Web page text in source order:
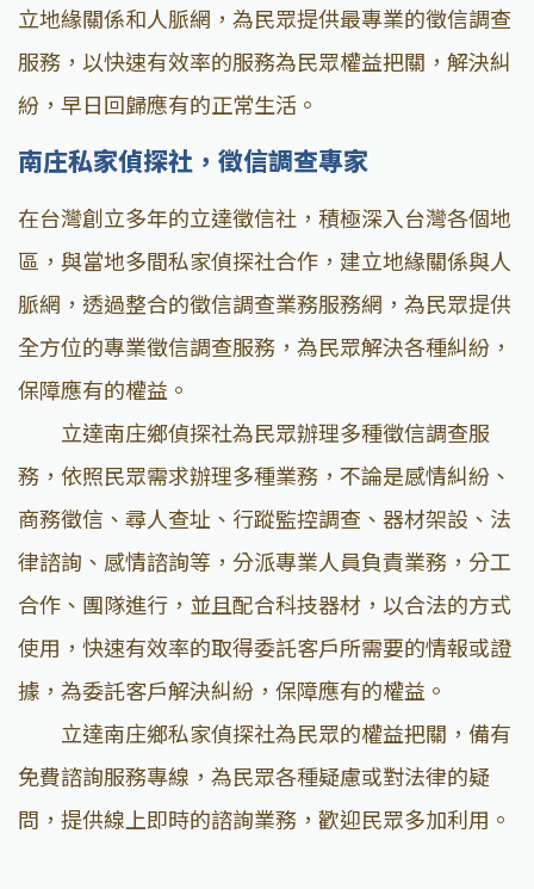
立地緣關係和人脈網，為民眾提供最專業的徵信調查
服務，以快速有效率的服務為民眾權益把關，解決糾
紛，早日回歸應有的正常生活。
南庄私家偵探社，徵信調查專家
在台灣創立多年的立達徵信社，積極深入台灣各個地
區，與當地多間私家偵探社合作，建立地緣關係與人
脈網，透過整合的徵信調查業務服務網，為民眾提供
全方位的專業徵信調查服務，為民眾解決各種糾紛，
保障應有的權益。
立達南庄鄉偵探社為民眾辦理多種徵信調查服
務，依照民眾需求辦理多種業務，不論是感情糾紛、
商務徵信、尋人查址、行蹤監控調查、器材架設、法
律諮詢、感情諮詢等，分派專業人員負責業務，分工
合作、團隊進行，並且配合科技器材，以合法的方式
使用，快速有效率的取得委託客戶所需要的情報或證
據，為委託客戶解決糾紛，保障應有的權益。
立達南庄鄉私家偵探社為民眾的權益把關，備有
免費諮詢服務專線，為民眾各種疑慮或對法律的疑
問，提供線上即時的諮詢業務，歡迎民眾多加利用。